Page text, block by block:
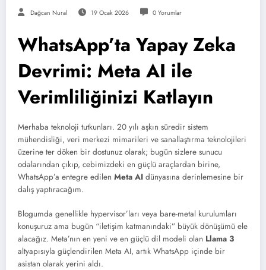
Dağcan Nural 19 Ocak 2026 0 Yorumlar
WhatsApp’ta Yapay Zeka
Devrimi: Meta AI ile
Verimliliğinizi Katlayın
Merhaba teknoloji tutkunları. 20 yılı aşkın süredir sistem
mühendisliği, veri merkezi mimarileri ve sanallaştırma teknolojileri
üzerine ter döken bir dostunuz olarak; bugün sizlere sunucu
odalarından çıkıp, cebimizdeki en güçlü araçlardan birine,
WhatsApp’a entegre edilen Meta AI dünyasına derinlemesine bir
dalış yaptıracağım.
Blogumda genellikle hypervisor’ları veya bare-metal kurulumları
konuşuruz ama bugün “iletişim katmanındaki” büyük dönüşümü ele
alacağız. Meta’nın en yeni ve en güçlü dil modeli olan Llama 3
altyapısıyla güçlendirilen Meta AI, artık WhatsApp içinde bir
asistan olarak yerini aldı.